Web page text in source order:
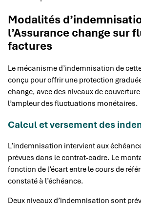
Modalités
l’Assurance change sur
factures
Le mécanisme d’indemnisation de
conçu pour offrir une protection
change, avec des niveaux de
l’ampleur des fluctuations monétaires.
Calcul et versement des
L’indemnisation intervient aux
prévues dans le contrat-cadre. Le
fonction de l’écart entre le cours de
constaté à l’échéance.
Deux niveaux d’indemnisation sont